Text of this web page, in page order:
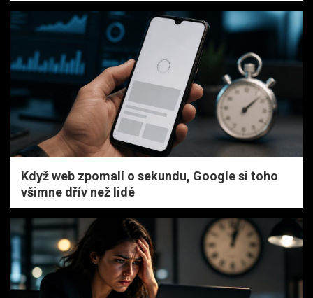
Když web zpomalí o sekundu, Google si toho
všimne dřív než lidé